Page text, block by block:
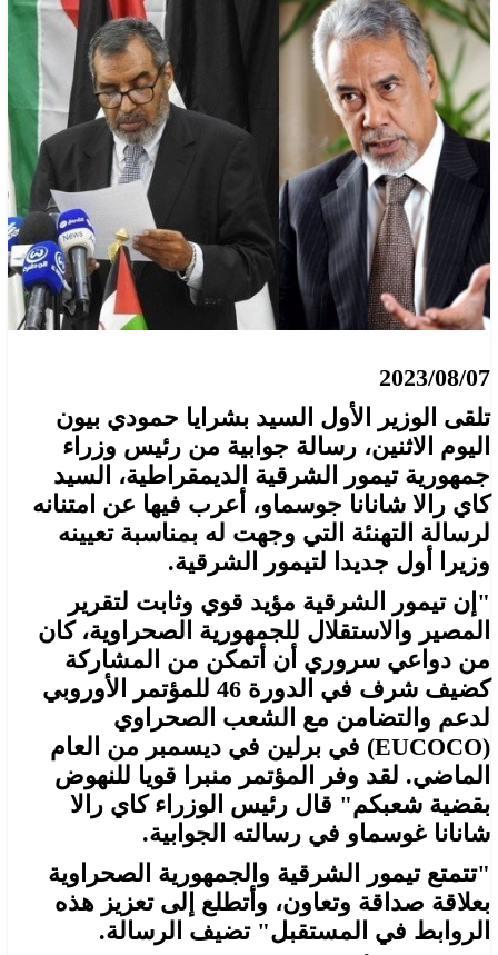
2023/08/07
تلقى الوزير الأول السيد بشرايا حمودي بيون
اليوم الاثنين، رسالة جوابية من رئيس وزراء
جمهورية تيمور الشرقية الديمقراطية، السيد
كاي رالا شانانا جوسماو، أعرب فيها عن امتنانه
لرسالة التهنئة التي وجهت له بمناسبة تعيينه
وزيرا أول جديدا لتيمور الشرقية.
"إن تيمور الشرقية مؤيد قوي وثابت لتقرير
المصير والاستقلال للجمهورية الصحراوية، كان
من دواعي سروري أن أتمكن من المشاركة
كضيف شرف في الدورة 46 للمؤتمر الأوروبي
لدعم والتضامن مع الشعب الصحراوي
(EUCOCO) في برلين في ديسمبر من العام
الماضي. لقد وفر المؤتمر منبرا قويا للنهوض
بقضية شعبكم" قال رئيس الوزراء كاي رالا
شانانا غوسماو في رسالته الجوابية.
"تتمتع تيمور الشرقية والجمهورية الصحراوية
بعلاقة صداقة وتعاون، وأتطلع إلى تعزيز هذه
الروابط في المستقبل" تضيف الرسالة.